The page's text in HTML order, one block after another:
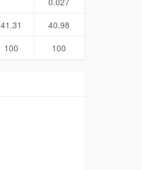
41.31
40.98
100 100